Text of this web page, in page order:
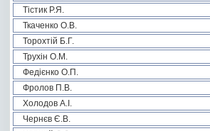
Тістик Р.Я.
Ткаченко О.В.
Торохтій Б.Г.
Трухін О.М.
Федієнко О.П.
Фролов П.В.
Холодов А.І.
Чернєв Є.В.